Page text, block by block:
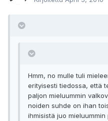
Hmm, no mulle tuli
erityisesti tiedossa, että
paljon mieluummin
noiden suhde on ihan
ihmisistä juo